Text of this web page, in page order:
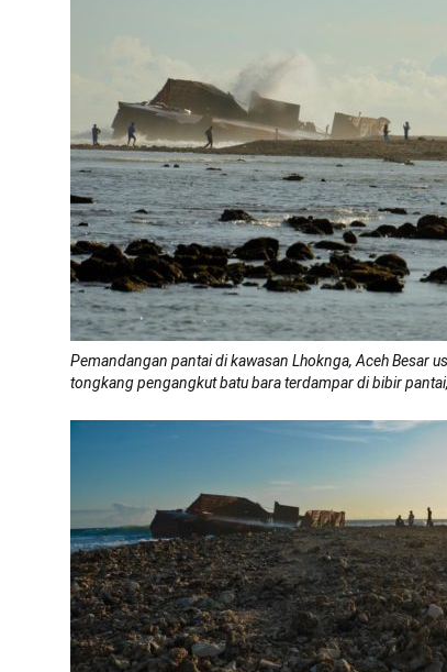
Pemandangan pantai di kawasan Lhoknga, Aceh Besar
tongkang pengangkut batu bara terdampar di bibir